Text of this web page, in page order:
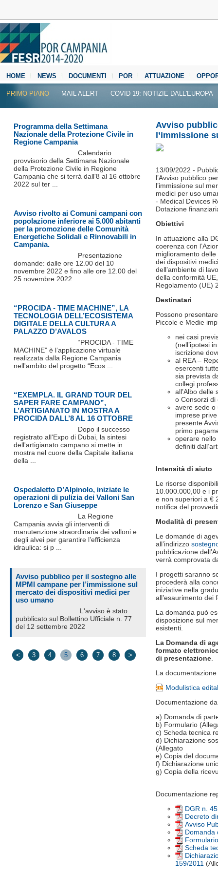
HOME NEWS DOCUMENTI POR ATTUAZIONE
MEDIA CENTER
PRIMO PIANO MAIL ALERT COVID-19: NOTIZIE DALL'EUROPA
Avviso
l’immissione
13/09/2022 -
l’Avviso pubblico
l’immissione sul
medici per uso
- Medical Devices
Dotazione
Obiettivi
In attuazione alla
coerenza con
miglioramento
dei dispositivi
dell’ambiente di
della conformità
Regolamento (UE)
Destinatari
Possono
Piccole e Medie
nei casi
(nell’ipotesi
iscrizione
al REA –
esercenti
sia prevista
collegi
all’Albo
o Consorzi di
avere sede o
imprese
presente
primo
operare nello
definiti
Intensità di aiuto
Le risorse
10.000.000,00 e i
e non superiori a €
notifica del
Modalità di
Le domande di
all’indirizzo
pubblicazione
verrà comprovata
I progetti saranno
procederà alla
iniziative nella
all’esaurimento dei
La domanda può
disposizione sul
esistenti.
La Domanda di
formato
di presentazione
La
Modulistica
Documentazione
a) Domanda di
b) Formulario
c) Scheda tecnica
d) Dichiarazione
(Allegato
e) Copia del
f) Dichiarazione
g) Copia della
Documentazione
DGR n.
Decreto
Avviso
Domanda
Formulario
Scheda
159/2011
Programma della Settimana
Nazionale della Protezione Civile in
Regione Campania
Calendario
provvisorio della Settimana Nazionale
della Protezione Civile in Regione
Campania che si terrà dall'8 al 16 ottobre
2022 sul ter ...
Avviso rivolto ai Comuni campani con
popolazione inferiore ai 5.000 abitanti
per la promozione delle Comunità
Energetiche Solidali e Rinnovabili in
Campania.
Presentazione
domande: dalle ore 12.00 del 10
novembre 2022 e fino alle ore 12.00 del
25 novembre 2022.
“PROCIDA - TIME MACHINE”, LA
TECNOLOGIA DELL’ECOSISTEMA
DIGITALE DELLA CULTURA A
PALAZZO D’AVALOS
“PROCIDA - TIME
MACHINE” è l’applicazione virtuale
realizzata dalla Regione Campania
nell'ambito del progetto “Ecos ...
“EXEMPLA. IL GRAND TOUR DEL
SAPER FARE CAMPANO”,
L’ARTIGIANATO IN MOSTRA A
PROCIDA DALL’8 AL 16 OTTOBRE
Dopo il successo
registrato all'Expo di Dubai, la sintesi
dell'artigianato campano si mette in
mostra nel cuore della Capitale italiana
della ...
Ospedaletto D’Alpinolo, iniziate le
operazioni di pulizia dei Valloni San
Lorenzo e San Giuseppe
La Regione
Campania avvia gli interventi di
manutenzione straordinaria dei valloni e
degli alvei per garantire l’efficienza
idraulica: si p ...
Avviso pubblico per il sostegno alle
MPMI campane per l’immissione sul
mercato dei dispositivi medici per
uso umano
L'avviso è stato
pubblicato sul Bollettino Ufficiale n. 77
del 12 settembre 2022
< 3 4 5 6 7 8 >